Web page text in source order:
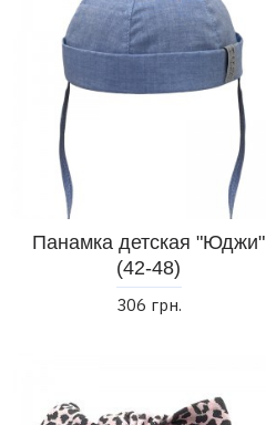
Панамка детская "Юджи"
(42-48)
306 грн.